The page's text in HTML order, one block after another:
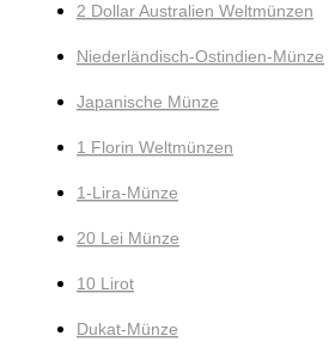
2 Dollar Australien Weltmünzen
Niederländisch-Ostindien-Münze
Japanische Münze
1 Florin Weltmünzen
1-Lira-Münze
20 Lei Münze
10 Lirot
Dukat-Münze